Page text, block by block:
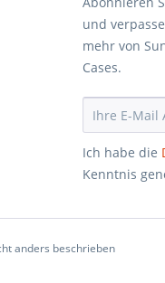
und
mehr von
Cases.
Ich habe die
Kenntnis
anders beschrieben